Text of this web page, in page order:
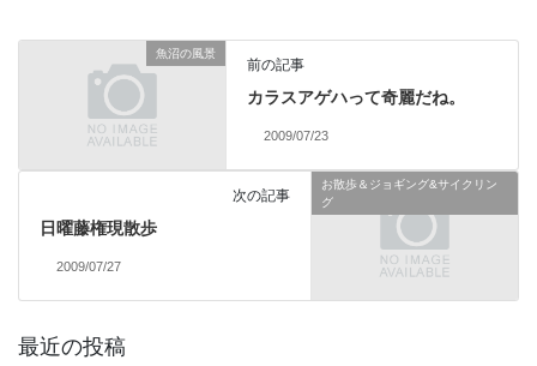
魚沼の風景
前の記事
カラスアゲハって奇麗だね。
2009/07/23
お散歩＆ジョギング&サイクリン
グ
次の記事
日曜藤権現散歩
2009/07/27
最近の投稿